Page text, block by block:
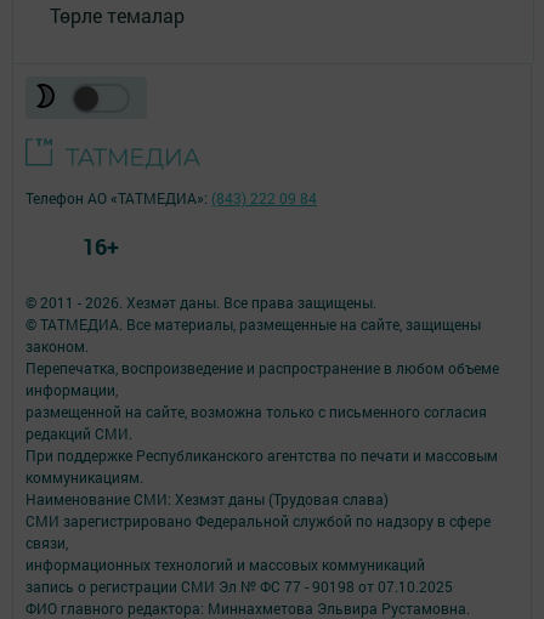
Төрле темалар
© 2011 - 2026. Хезмәт даны. Все права защищены.
© ТАТМЕДИА. Все материалы, размещенные на сайте, защищены
законом.
Перепечатка, воспроизведение и распространение в любом объеме
информации,
размещенной на сайте, возможна только с письменного согласия
редакций СМИ.
При поддержке Республиканского агентства по печати и массовым
коммуникациям.
Наименование СМИ: Хезмэт даны (Трудовая слава)
СМИ зарегистрировано Федеральной службой по надзору в сфере
связи,
информационных технологий и массовых коммуникаций
запись о регистрации СМИ Эл № ФС 77 - 90198 от 07.10.2025
ФИО главного редактора: Миннахметова Эльвира Рустамовна.
Телефон АО «ТАТМЕДИА»: (843) 222 09 84
16+